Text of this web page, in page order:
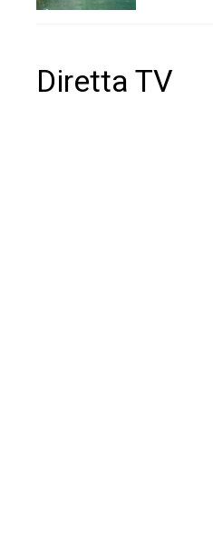
Diretta TV